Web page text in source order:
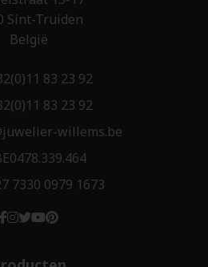
Sint-Truiden
België
83 23 92
83 23 92
willems.be
7330 0979 1673